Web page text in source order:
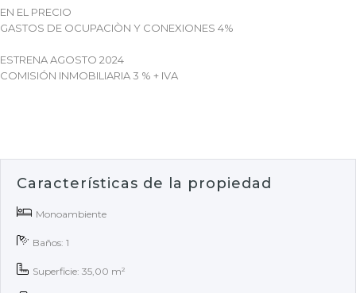
EN EL PRECIO
GASTOS DE OCUPACIÒN Y CONEXIONES 4%
ESTRENA AGOSTO 2024
COMISIÓN INMOBILIARIA 3 % + IVA
Características de la propiedad
Monoambiente
Baños: 1
Superficie: 35,00 m²